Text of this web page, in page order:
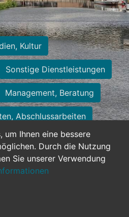
um Ihnen eine bessere
Durch die Nutzung
Sie unserer Verwendung
Kultur
Sonstige Dienstleistungen
Management, Beratung
Abschlussarbeiten
Sekretariat
Nebenjobs
duale Ausbildung